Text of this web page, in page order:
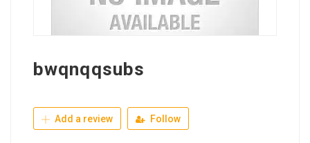
bwqnqqsubs
Add a review Follow